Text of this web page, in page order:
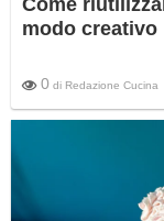
Come
modo creativo
0 di Redazione Cucina